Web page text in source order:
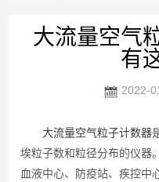
大流量空气
有
2022-
大流量空气粒子计数器
埃粒子数和粒径分布的仪器
血液中心、防疫站、疾控中